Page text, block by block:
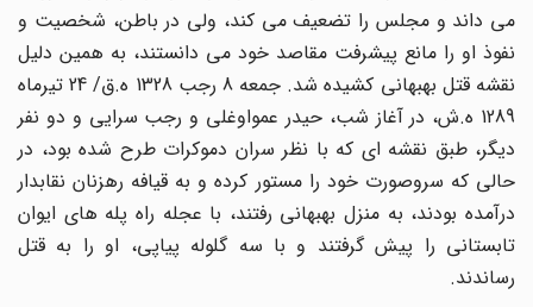
می داند و مجلس را تضعیف می کند، ولی در باطن، شخصیت و
نفوذ او را مانع پیشرفت مقاصد خود می دانستند، به همین دلیل
نقشه قتل بهبهانی کشیده شد. جمعه 8 رجب 1328 ه.ق/ 24 تیرماه
1289 ه.ش، در آغاز شب، حیدر عمواوغلی و رجب سرایی و دو نفر
دیگر، طبق نقشه ای که با نظر سران دموکرات طرح شده بود، در
حالی که سروصورت خود را مستور کرده و به قیافه رهزنان نقابدار
درآمده بودند، به منزل بهبهانی رفتند، با عجله راه پله های ایوان
تابستانی را پیش گرفتند و با سه گلوله پیاپی، او را به قتل
رساندند.